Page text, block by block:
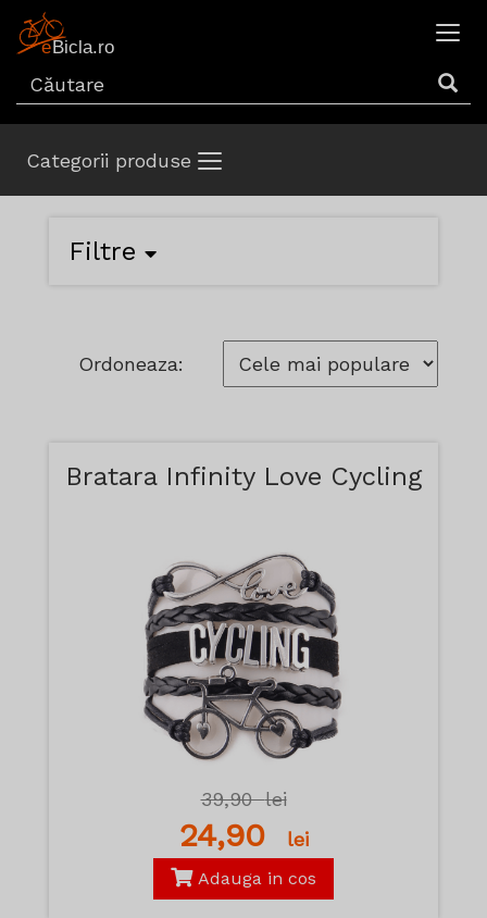
Categorii produse
Filtre
Ordoneaza:
Bratara Infinity Love Cycling
39,90lei
24,90 lei
Adauga in cos